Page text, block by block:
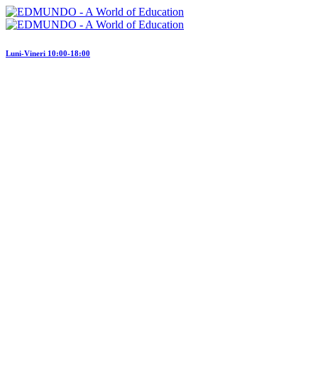
Luni-Vineri 10:00-18:00